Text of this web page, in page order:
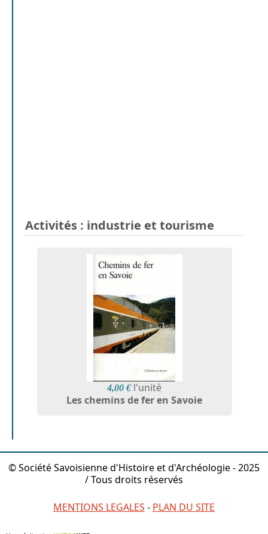
Activités : industrie et tourisme
4,00 € l'unité
Les chemins de fer en Savoie
© Société Savoisienne d'Histoire et d'Archéologie - 2025
/ Tous droits réservés
MENTIONS LEGALES - PLAN DU SITE